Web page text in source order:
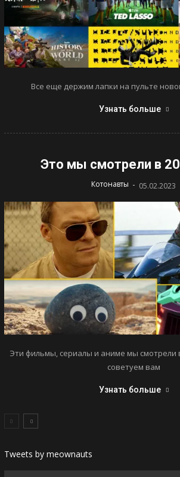
Все еще держим лапки на пульте
Узнать больше
Это мы смотрели в
Котонавты - 05.02.2023
Эти фильмы, сериалы и аниме мы смотрели
советуем вам
Узнать больше
Tweets by meownauts